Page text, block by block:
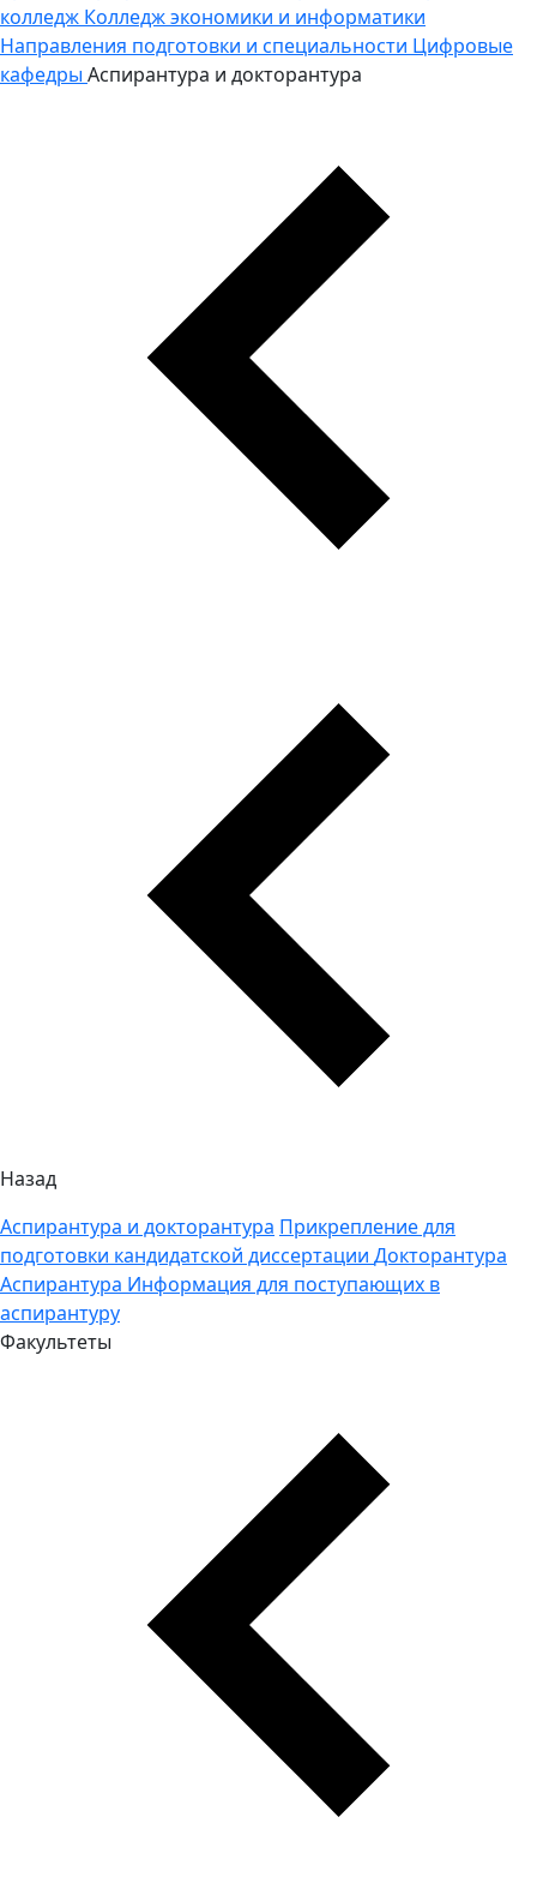
колледж Колледж экономики и информатики
Направления подготовки и специальности Цифровые
кафедры Аспирантура и докторантура
Назад
Аспирантура и докторантура Прикрепление для
подготовки кандидатской диссертации Докторантура
Аспирантура Информация для поступающих в
аспирантуру
Факультеты